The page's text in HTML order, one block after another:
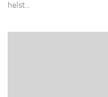
helst...